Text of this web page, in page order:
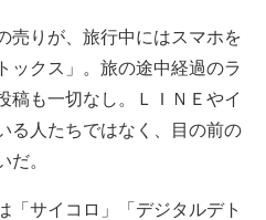
りが、旅行中にはスマホを
ックス」。旅の途中経過のラ
稿も一切なし。ＬＩＮＥやイ
る人たちではなく、目の前の
だ。
サイコロ」「デジタルデト